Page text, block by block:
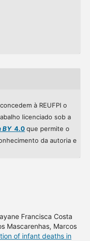
à REUFPI o
licenciado sob a
BY4.0que permite o
da autoria e
Francisca Costa
Mascarenhas, Marcos
of infant deaths in